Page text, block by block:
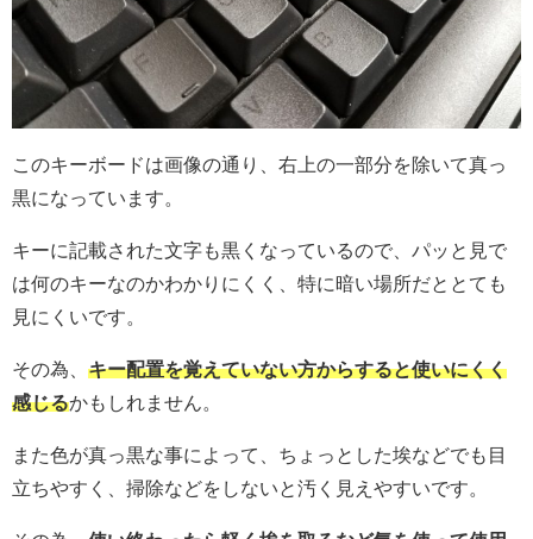
このキーボードは画像の通り、右上の一部分を除いて真っ
黒になっています。
キーに記載された文字も黒くなっているので、パッと見で
は何のキーなのかわかりにくく、特に暗い場所だととても
見にくいです。
その為、 キー配置を覚えていない方からすると使いにくく
感じるかもしれません。
また色が真っ黒な事によって、ちょっとした埃などでも目
立ちやすく、掃除などをしないと汚く見えやすいです。